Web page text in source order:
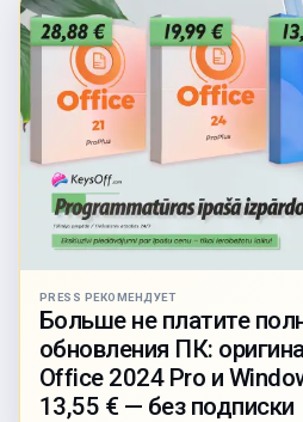
PRESS РЕКОМЕНДУЕТ
Больше не платите
обновления ПК:
Office 2024 Pro и
13,55 € — без подписки